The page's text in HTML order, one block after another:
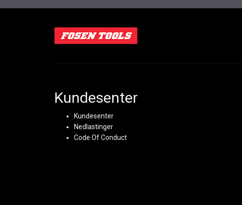
Kundesenter
Kundesenter
Nedlastinger
Code Of Conduct